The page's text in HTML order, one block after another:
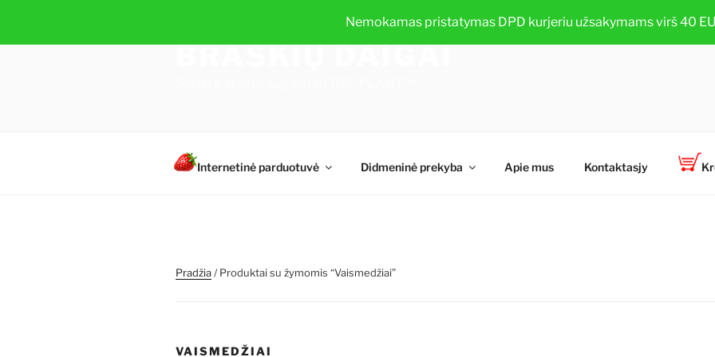
Nemokamas pristatymas DPD kurjeriu užsakymams virš 40
turinio
BRAŠKIŲ DAIGAI
Internetinė parduotuvė Didmeninė prekyba Apie mus Kontaktasjy
Pradžia/ Produktai su žymomis “Vaismedžiai”
VAISMEDŽIAI